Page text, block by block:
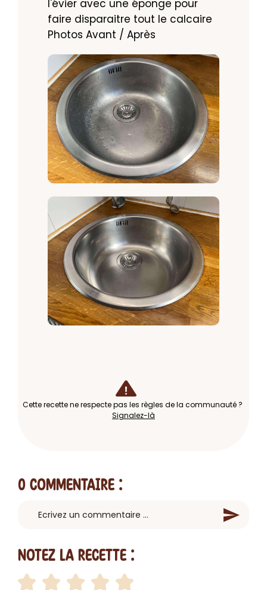
l'évier avec une éponge pour
faire disparaitre tout le calcaire
Photos Avant / Après
Cette recette ne respecte pas les règles de la communauté ?
Signalez-là
0 Commentaire :
Notez la recette :